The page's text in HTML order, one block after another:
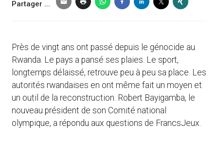
Partager ...
Près de vingt ans ont passé depuis le génocide au
Rwanda. Le pays a pansé ses plaies. Le sport,
longtemps délaissé, retrouve peu à peu sa place. Les
autorités rwandaises en ont même fait un moyen et
un outil de la reconstruction. Robert Bayigamba, le
nouveau président de son Comité national
olympique, a répondu aux questions de FrancsJeux.